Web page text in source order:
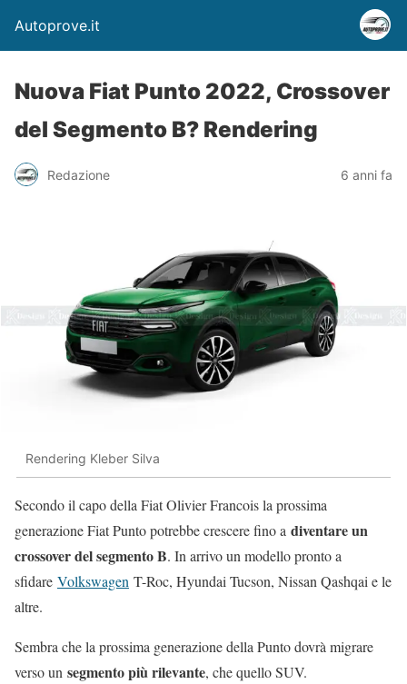
Autoprove.it
Nuova Fiat Punto 2022, Crossover
del Segmento B? Rendering
Redazione 6 anni fa
Rendering Kleber Silva
Secondo il capo della Fiat Olivier Francois la prossima
generazione Fiat Punto potrebbe crescere fino a diventare un
crossover del segmento B. In arrivo un modello pronto a
sfidare Volkswagen T-Roc, Hyundai Tucson, Nissan Qashqai e le
altre.
Sembra che la prossima generazione della Punto dovrà migrare
verso un segmento più rilevante, che quello SUV.